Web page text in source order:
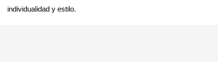
individualidad y estilo.